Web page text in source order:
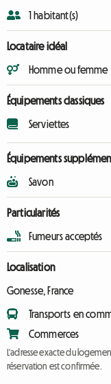
1 habitant(s)
Locataire idéal
Homme ou femme
Équipements classiques
Serviettes
Équipements
Savon
Particularités
Fumeurs acceptés
Localisation
Gonesse, France
Transports en
Commerces
L'adresse exacte du
réservation est confirmée.